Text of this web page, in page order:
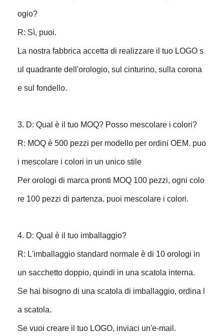
ogio?
R: Sì, puoi.
La nostra fabbrica accetta di realizzare il tuo LOGO s
ul quadrante dell'orologio, sul cinturino, sulla corona
e sul fondello.
3. D: Qual è il tuo MOQ? Posso mescolare i colori?
R: MOQ è 500 pezzi per modello per ordini OEM. puo
i mescolare i colori in un unico stile
Per orologi di marca pronti MOQ 100 pezzi, ogni colo
re 100 pezzi di partenza. puoi mescolare i colori.
4. D: Qual è il tuo imballaggio?
R: L'imballaggio standard normale è di 10 orologi in
un sacchetto doppio, quindi in una scatola interna.
Se hai bisogno di una scatola di imballaggio, ordina l
a scatola.
Se vuoi creare il tuo LOGO, inviaci un'e-mail.